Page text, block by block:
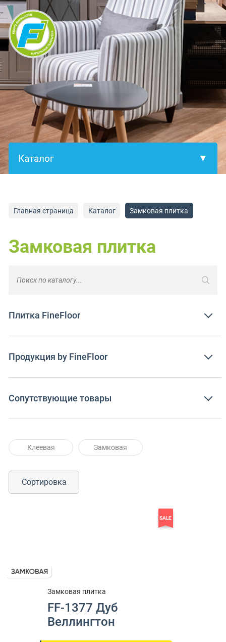
Главная страница Каталог Замковая плитка
Замковая плитка
Плитка FineFloor
Продукция by FineFloor
Сопутствующие товары
Клеевая Замковая
Сортировка
SALE
Замковая плитка
FF-1377 Дуб
Веллингтон
×